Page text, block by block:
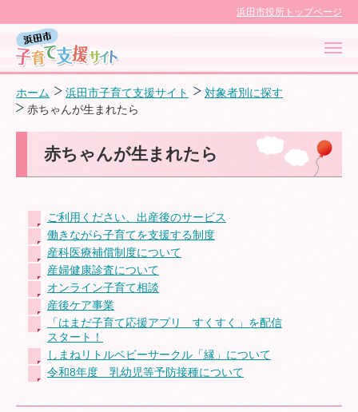
浜田市役所トップページ
浜田市子育て応援サイト
目的別に探す
子育てカレンダー
子育て支援センター
ファミリーサポートセンター
ホーム 浜田市子育て支援サイト
対象者別に探す
赤ちゃんが生まれたら
赤ちゃんが生まれたら
ご利用ください、出産後のサービス
働きながら子育てを支援する制度
産科医療補償制度について
産婦健康診査について
オンライン子育て相談
産後ケア事業
「はまだ子育て応援アプリ すくすく」を配信
スタート！
しまねリトルベビーサークル「縁」について
令和8年度 乳幼児等予防接種について